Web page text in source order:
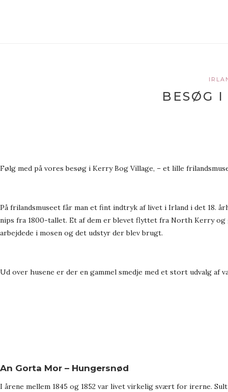
BESØG I
Følg med på vores besøg i Kerry Bog Village, – et lille
På frilandsmuseet får man et fint indtryk af livet i Irland i det 18.
nips fra 1800-tallet. Et af dem er blevet flyttet fra North Kerry og
arbejdede i mosen og det udstyr der blev brugt.
Ud over husene er der en gammel smedje med et stort udvalg af
An Gorta Mor – Hungersnød
I årene mellem 1845 og 1852 var livet virkelig svært for irerne.